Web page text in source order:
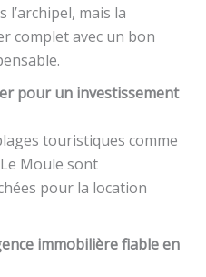
l’archipel, mais la
complet avec un bon
pour un investissement
touristiques comme
Moule sont
pour la location
immobilière fiable en